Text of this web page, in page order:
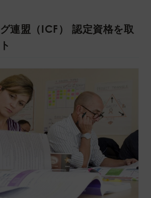
連盟（ICF） 認定資格を取